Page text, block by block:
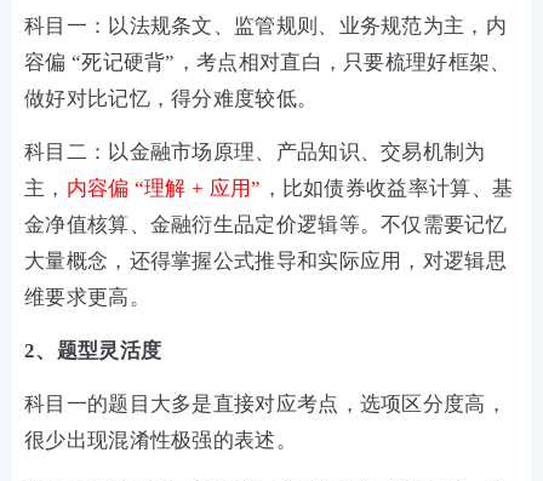
科目一：以法规条文、监管规则、业务规范为主，内
容偏 “死记硬背”，考点相对直白，只要梳理好框架、
做好对比记忆，得分难度较低。
科目二：以金融市场原理、产品知识、交易机制为
主， 内容偏 “理解 + 应用” ，比如债券收益率计算、基
金净值核算、金融衍生品定价逻辑等。不仅需要记忆
大量概念，还得掌握公式推导和实际应用，对逻辑思
维要求更高。
2、题型灵活度
科目一的题目大多是直接对应考点，选项区分度高，
很少出现混淆性极强的表述。